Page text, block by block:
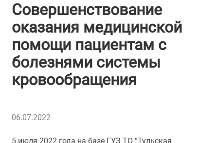
Совершенствование
оказания медицинской
помощи пациентам с
болезнями системы
кровообращения
06.07.2022
5 июля 2022 года на базе ГУЗ ТО “Тульская